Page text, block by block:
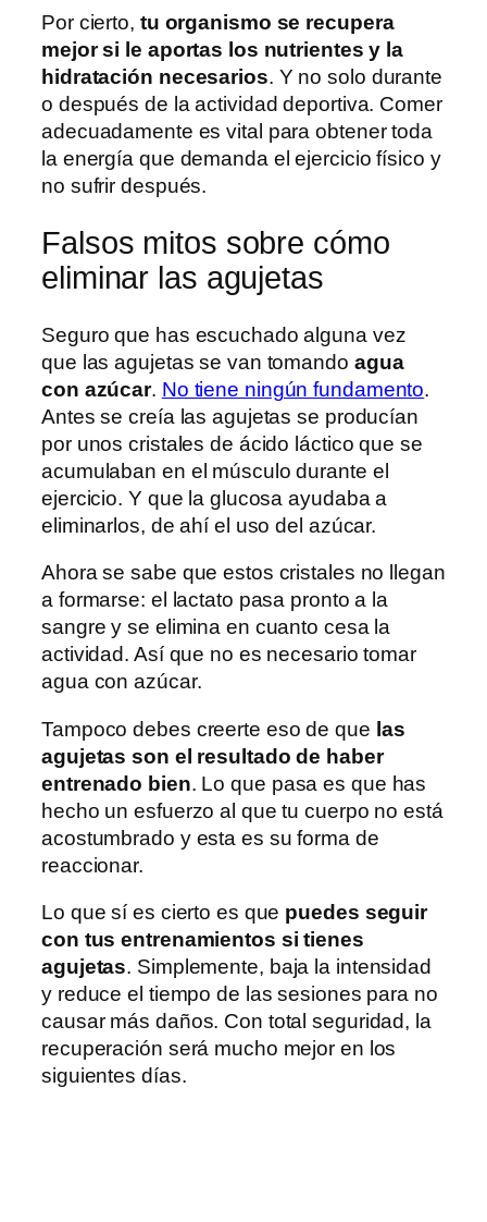
Por cierto, tu organismo se recupera
mejor si le aportas los nutrientes y la
hidratación necesarios. Y no solo durante
o después de la actividad deportiva. Comer
adecuadamente es vital para obtener toda
la energía que demanda el ejercicio físico y
no sufrir después.
Falsos mitos sobre cómo
eliminar las agujetas
Seguro que has escuchado alguna vez
que las agujetas se van tomando agua
con azúcar. No tiene ningún fundamento.
Antes se creía las agujetas se producían
por unos cristales de ácido láctico que se
acumulaban en el músculo durante el
ejercicio. Y que la glucosa ayudaba a
eliminarlos, de ahí el uso del azúcar.
Ahora se sabe que estos cristales no llegan
a formarse: el lactato pasa pronto a la
sangre y se elimina en cuanto cesa la
actividad. Así que no es necesario tomar
agua con azúcar.
Tampoco debes creerte eso de que las
agujetas son el resultado de haber
entrenado bien. Lo que pasa es que has
hecho un esfuerzo al que tu cuerpo no está
acostumbrado y esta es su forma de
reaccionar.
Lo que sí es cierto es que puedes seguir
con tus entrenamientos si tienes
agujetas. Simplemente, baja la intensidad
y reduce el tiempo de las sesiones para no
causar más daños. Con total seguridad, la
recuperación será mucho mejor en los
siguientes días.